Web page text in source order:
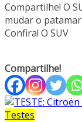
Compartilhe! O
mudar o
Confira! O SUV
Compartilhe!
Testes